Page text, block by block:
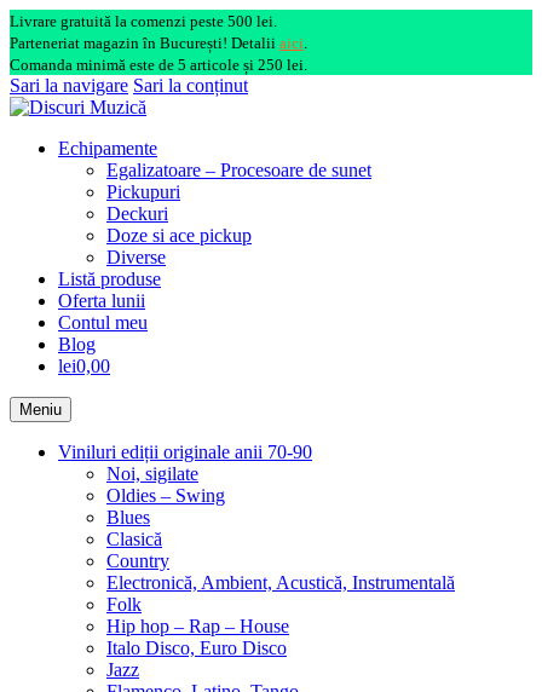
Livrare gratuită la comenzi peste 500 lei.
Parteneriat magazin în București! Detalii aici.
Comanda minimă este de 5 articole și 250 lei.
Sari la navigare Sari la conținut
Echipamente
Egalizatoare – Procesoare de sunet
Pickupuri
Deckuri
Doze si ace pickup
Diverse
Listă produse
Oferta lunii
Contul meu
Blog
lei0,00
Meniu
Viniluri ediții originale anii 70-90
Noi, sigilate
Oldies – Swing
Blues
Clasică
Country
Electronică, Ambient, Acustică, Instrumentală
Folk
Hip hop – Rap – House
Italo Disco, Euro Disco
Jazz